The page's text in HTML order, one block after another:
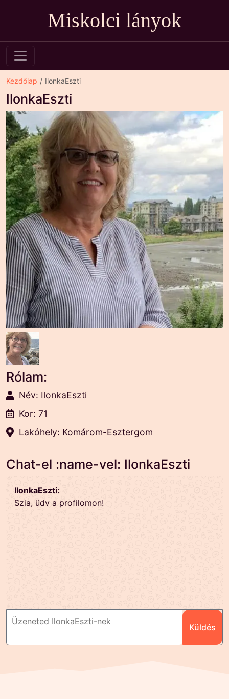
Miskolci lányok
Kezdőlap IlonkaEszti
IlonkaEszti
Rólam:
Név: IlonkaEszti
Kor: 71
Lakóhely: Komárom-Esztergom
Chat-el :name-vel: IlonkaEszti
IlonkaEszti:
Szia, üdv a profilomon!
Küldés